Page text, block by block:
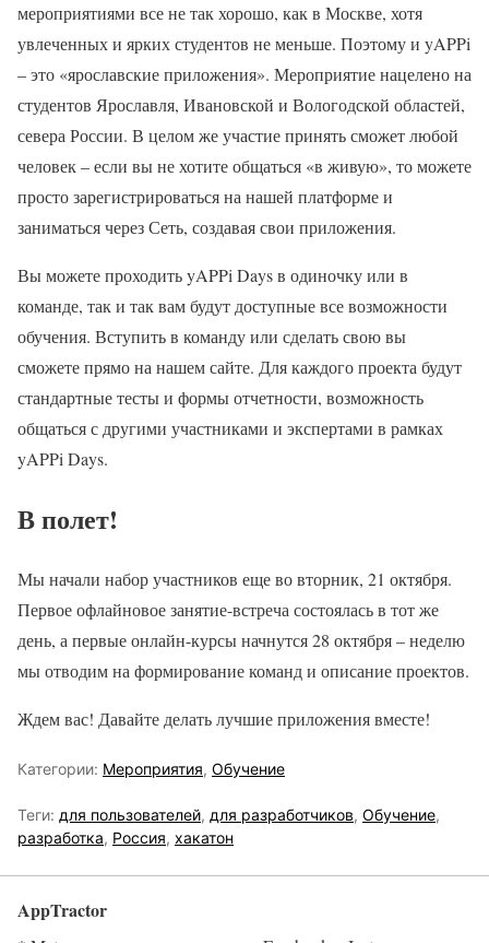
мероприятиями все не так хорошо, как в Москве, хотя
увлеченных и ярких студентов не меньше. Поэтому и yAPPi
– это «ярославские приложения». Мероприятие нацелено на
студентов Ярославля, Ивановской и Вологодской областей,
севера России. В целом же участие принять сможет любой
человек – если вы не хотите общаться «в живую», то можете
просто зарегистрироваться на нашей платформе и
заниматься через Сеть, создавая свои приложения.
Вы можете проходить yAPPi Days в одиночку или в
команде, так и так вам будут доступные все возможности
обучения. Вступить в команду или сделать свою вы
сможете прямо на нашем сайте. Для каждого проекта будут
стандартные тесты и формы отчетности, возможность
общаться с другими участниками и экспертами в рамках
yAPPi Days.
В полет!
Мы начали набор участников еще во вторник, 21 октября.
Первое офлайновое занятие-встреча состоялась в тот же
день, а первые онлайн-курсы начнутся 28 октября – неделю
мы отводим на формирование команд и описание проектов.
Ждем вас! Давайте делать лучшие приложения вместе!
Категории: Мероприятия, Обучение
Теги: для пользователей, для разработчиков, Обучение,
разработка, Россия, хакатон
AppTractor